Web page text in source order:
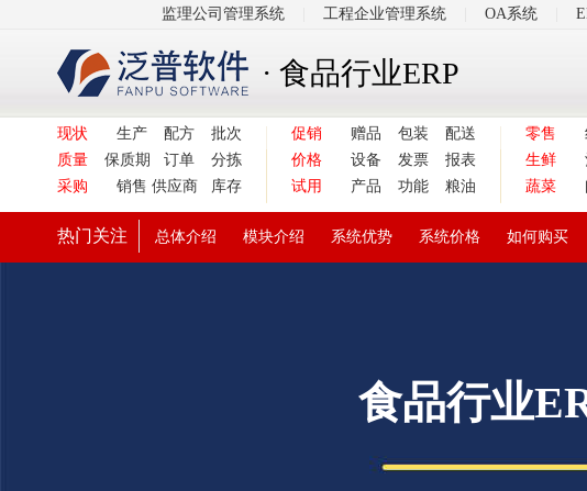
监理公司管理系统 工程企业管理系统 OA系统
· 食品行业ERP
现状 生产 配方
批次
质量
保质期 订单
分拣
采购
销售 供应商 库存
促销 赠品 包装
配送
价格
设备 发票
报表
试用
产品 功能 粮油
零售
生鲜
蔬菜
热门关注 总体介绍 模块介绍 系统优势 系统价格 如何购买
食品行业